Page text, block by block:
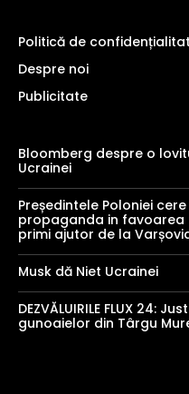
Politică de
Despre noi
Publicitate
Bloomberg despre o
Ucrainei
Președintele Poloniei
propaganda in favoarea
primi ajutor de la
Musk dă Niet Ucrainei
DEZVĂLUIRILE FLUX 24:
gunoaielor din Târgu